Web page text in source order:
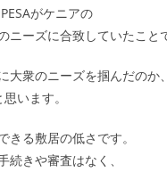
がケニアの
ーズに合致していたこと
衆のニーズを掴んだのか、
います。
る敷居の低さです。
きや審査はなく、